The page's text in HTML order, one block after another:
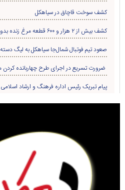
کشف سوخت قاچاق در سياهکل
کشف بیش از ۲ هزار و ۶۰۰ قطعه مرغ زنده بدون مجوز در سیاهکل
صعود تیم فوتبال شمال‌جا‌ سیاهکل به لیگ دسته
ضرورت تسریع در اجرای طرح چهاربانده کردن
پیام تبریک رئیس اداره فرهنگ و ارشاد